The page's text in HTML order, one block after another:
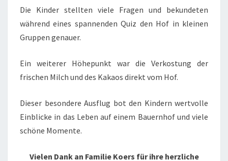
Die Kinder stellten viele Fragen und bekundeten
während eines spannenden Quiz den Hof in kleinen
Gruppen genauer.
Ein weiterer Höhepunkt war die Verkostung der
frischen Milch und des Kakaos direkt vom Hof.
Dieser besondere Ausflug bot den Kindern wertvolle
Einblicke in das Leben auf einem Bauernhof und viele
schöne Momente.
Vielen Dank an Familie Koers für ihre herzliche